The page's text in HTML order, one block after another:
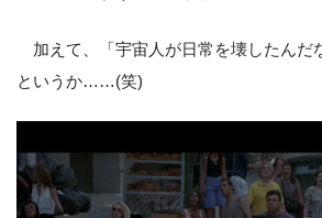
加えて、「宇宙人が日常を壊したんだ
というか……(笑)